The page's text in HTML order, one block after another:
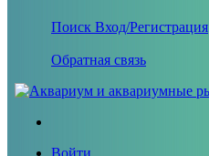
Поиск Вход/Регистрация
Обратная связь